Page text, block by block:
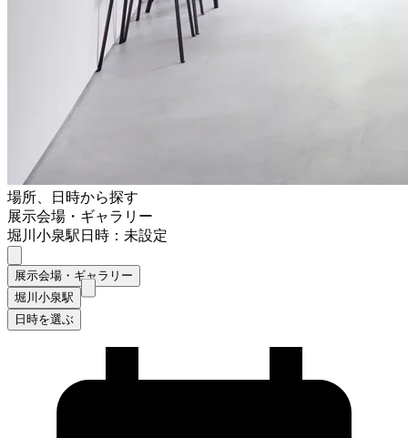
場所、日時から探す
展示会場・ギャラリー
堀川小泉駅日時：未設定
展示会場・ギャラリー
堀川小泉駅
日時を選ぶ